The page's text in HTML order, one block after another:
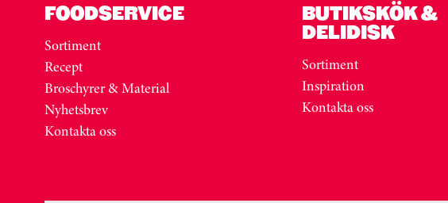
FOODSERVICE
Sortiment
Recept
Broschyrer & Material
Nyhetsbrev
Kontakta oss
BUTIKSKÖK &
DELIDISK
Sortiment
Inspiration
Kontakta oss